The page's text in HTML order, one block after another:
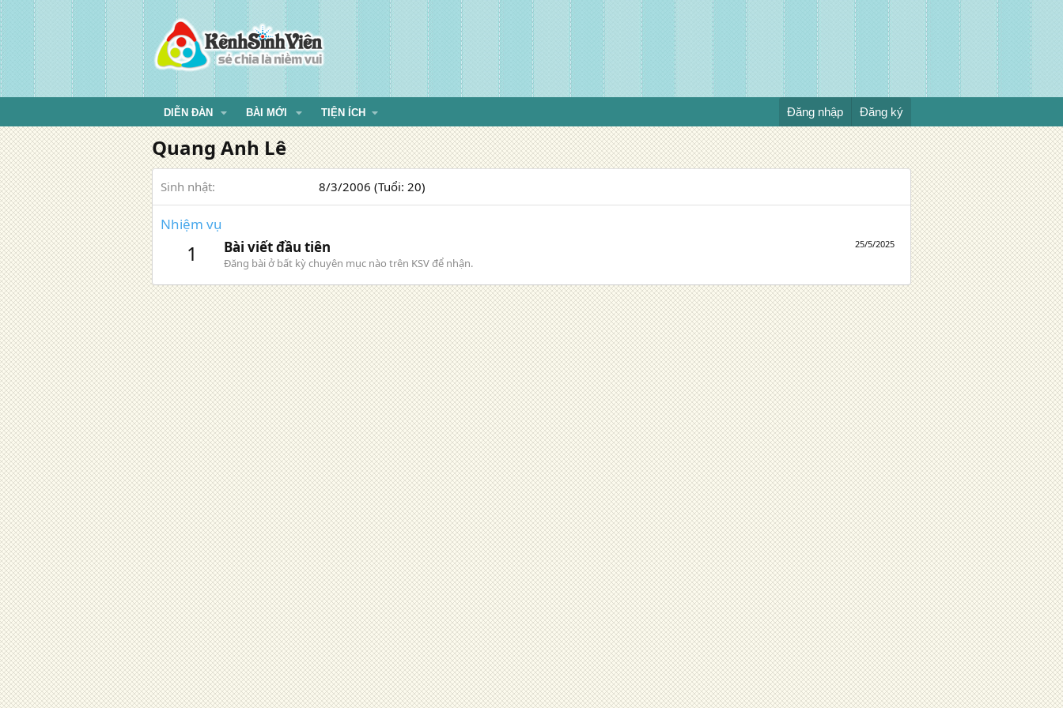
DIỄN ĐÀN BÀI MỚI TIỆN ÍCH Đăng nhập Đăng ký
Quang Anh Lê
Sinh nhật 8/3/2006 (Tuổi: 20)
Nhiệm vụ
1 25/5/2025
Bài viết đầu tiên
Đăng bài ở bất kỳ chuyên mục nào trên KSV để nhận.